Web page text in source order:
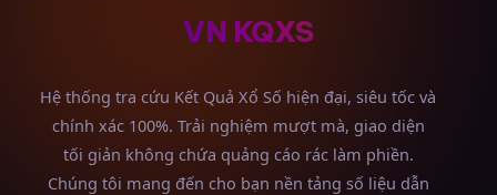
VN KQXS
Hệ thống tra cứu Kết Quả Xổ Số hiện đại, siêu tốc và
chính xác 100%. Trải nghiệm mượt mà, giao diện
tối giản không chứa quảng cáo rác làm phiền.
Chúng tôi mang đến cho bạn nền tảng số liệu dẫn